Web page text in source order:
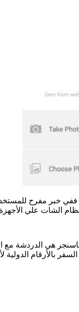
خبر مفرح
الشات علي
هي الدردشة مع
بالأرقام